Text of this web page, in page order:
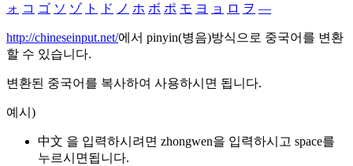
ォ コ ゴ ソ ゾ ト ド ノ ホ ボ ポ モ ヨ ョ ロ ヲ ―
http://chineseinput.net/에서 pinyin(병음)방식으로 중국어를 변환
할 수 있습니다.
변환된 중국어를 복사하여 사용하시면 됩니다.
예시)
中文 을 입력하시려면 zhongwen을 입력하시고 space를
누르시면됩니다.